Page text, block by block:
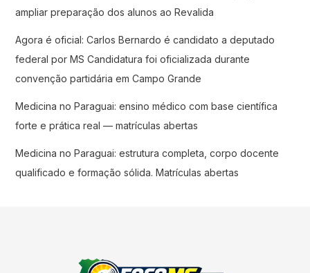
ampliar preparação dos alunos ao Revalida
Agora é oficial: Carlos Bernardo é candidato a deputado
federal por MS Candidatura foi oficializada durante
convenção partidária em Campo Grande
Medicina no Paraguai: ensino médico com base científica
forte e prática real — matrículas abertas
Medicina no Paraguai: estrutura completa, corpo docente
qualificado e formação sólida. Matrículas abertas